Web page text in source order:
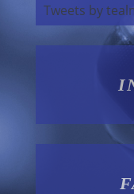
Tweets by